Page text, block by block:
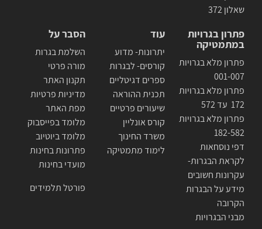
שאלון 372
פתרון בגרויות
במתמטיקה
פתרון מלא בגרויות
001-007
פתרון מלא בגרויות
172 עד 572
פתרון מלא בגרויות
182-582
דפי נוסחאות
לקראת הבגרות-
עקרונות חשובים
מידע על הבגרות
הקרובה
מבני הבגרויות
עוד
יתרונות- מדוע
קורסים- לבגרות
ספרים דגיטליים
תכנית ההוראה
שיעורים פרטיים
קורס אונליין
משרד החינוך
לימוד מתמטיקה
הסבר על
השלמת בגרות
מורה פרטי
תקנון האתר
מדיניות פרטיות
מפת האתר
מלומד בפייסבוק
מלומד ביוטיוב
פתרונות בחינות
מועדי בחינות
פורטל תלמידים